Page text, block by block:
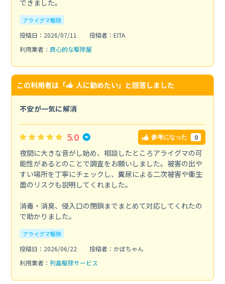
できました。
アライグマ駆除
投稿日：2026/07/11
投稿者：EITA
利用業者： 良心的な駆除屋
この利用者は「 人に勧めたい」と回答しました
不安が一気に解消
5.0 参考になった 0
夜間に大きな音がし始め、相談したところアライグマの可
能性があるとのことで調査をお願いしました。被害の出や
すい場所を丁寧にチェックし、糞尿による二次被害や衛生
面のリスクも説明してくれました。
消毒・消臭、侵入口の閉鎖までまとめて対応してくれたの
で助かりました。
アライグマ駆除
投稿日：2026/06/22
投稿者：かぼちゃん
利用業者： 列島駆除サービス